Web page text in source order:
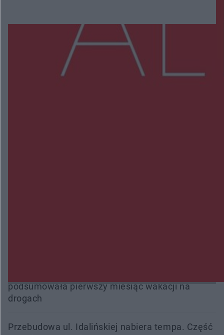
Więcej
podsumowała pierwszy miesiąc wakacji na
drogach
Przebudowa ul. Idalińskiej nabiera tempa. Część